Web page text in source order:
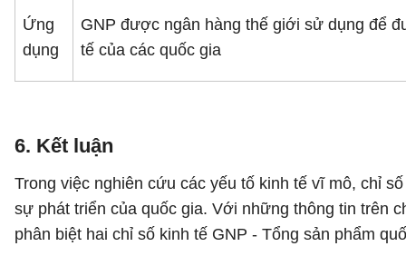
Ứng
dụng
GNP được ngân hàng thế giới sử dụng để
tế của các quốc gia
6. Kết luận
Trong việc nghiên cứu các yếu tố kinh tế vĩ mô, chỉ
sự phát triển của quốc gia. Với những thông tin trên
phân biệt hai chỉ số kinh tế GNP - Tổng sản phẩm